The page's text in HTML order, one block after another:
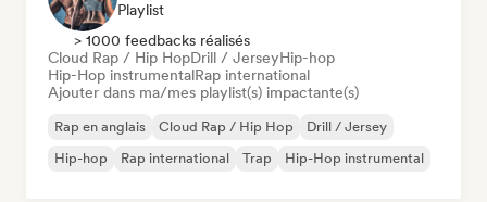
Playlist
> 1000 feedbacks réalisés
Cloud Rap / Hip HopDrill / JerseyHip-hop
Hip-Hop instrumentalRap international
Ajouter dans ma/mes playlist(s) impactante(s)
Rap en anglais Cloud Rap / Hip Hop
Drill / Jersey
Hip-hop
Rap international Trap Hip-Hop instrumental